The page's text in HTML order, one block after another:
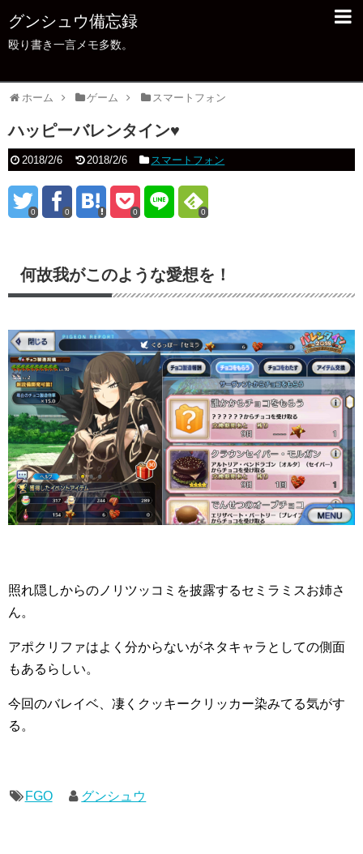
グンシュウ備忘録
殴り書き一言メモ多数。
ホーム ゲーム スマートフォン
ハッピーバレンタイン♥️
2018/2/6 2018/2/6 スマートフォン
0 0 0 0
何故我がこのような愛想を！
照れ隠しからのノリツッコミを披露するセミラミスお姉さ
ん。
アポクリファはよく分からないがネタキャラとしての側面
もあるらしい。
今回のバレイベ、凄くクッキークリッカー染みてる気がす
る。
FGO グンシュウ